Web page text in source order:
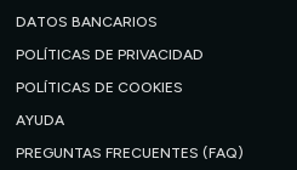
DATOS BANCARIOS
POLÍTICAS DE PRIVACIDAD
POLÍTICAS DE COOKIES
AYUDA
PREGUNTAS FRECUENTES (FAQ)